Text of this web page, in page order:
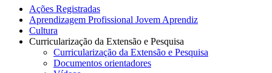
Ações Registradas
Aprendizagem Profissional Jovem Aprendiz
Cultura
Curricularização da Extensão e Pesquisa
Curricularização da Extensão e Pesquisa
Documentos orientadores